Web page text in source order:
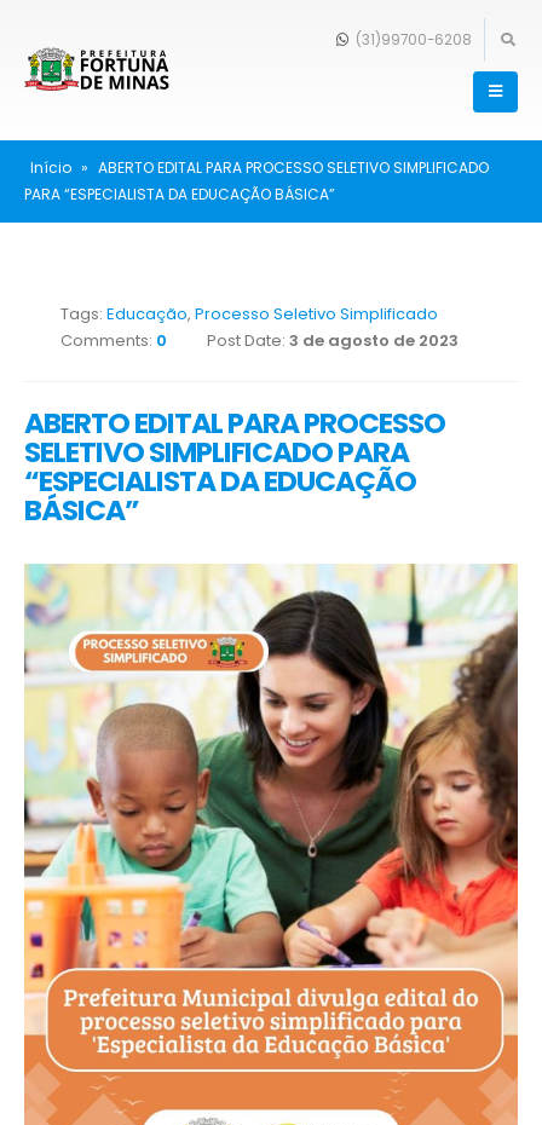
(31)99700-6208
Início » ABERTO EDITAL PARA PROCESSO SELETIVO SIMPLIFICADO
PARA “ESPECIALISTA DA EDUCAÇÃO BÁSICA”
Tags: Educação, Processo Seletivo Simplificado
Comments: 0 Post Date: 3 de agosto de 2023
ABERTO EDITAL PARA PROCESSO
SELETIVO SIMPLIFICADO PARA
“ESPECIALISTA DA EDUCAÇÃO
BÁSICA”